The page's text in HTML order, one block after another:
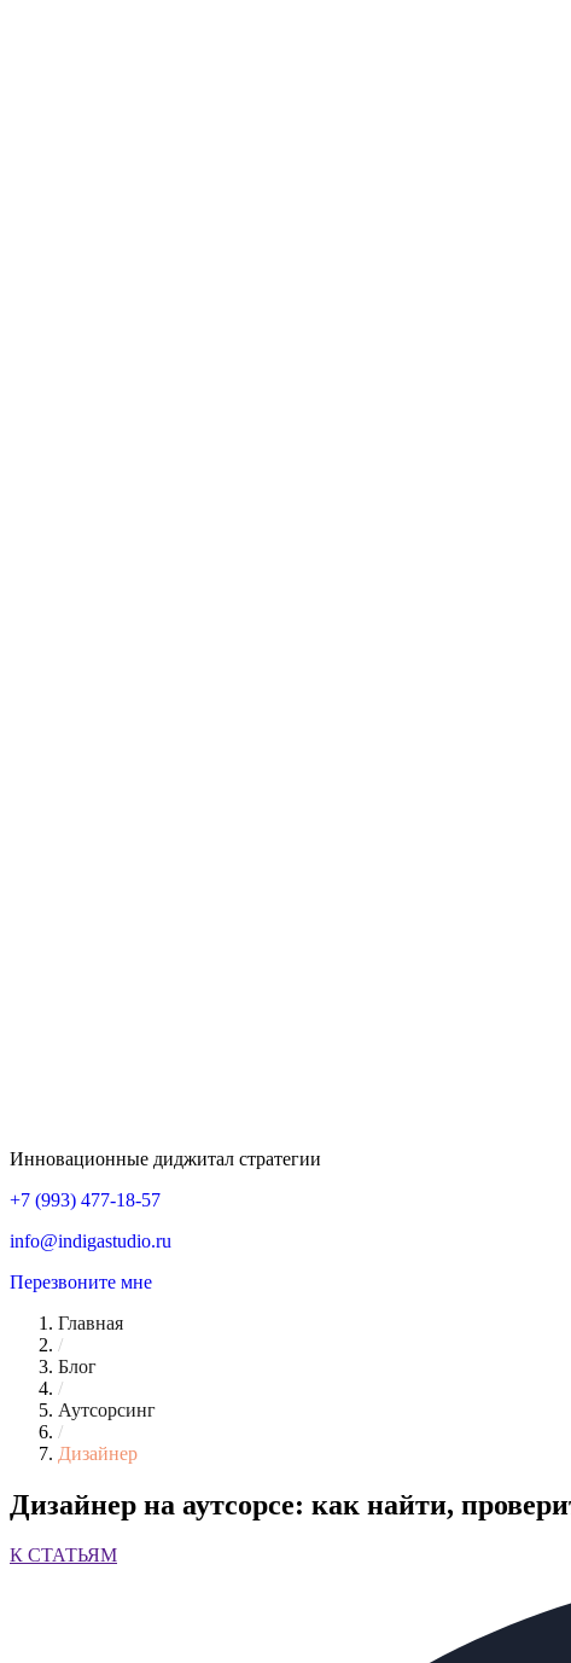
Инновационные диджитал стратегии
+7 (993) 477-18-57
info@indigastudio.ru
Перезвоните мне
Главная
/
Блог
/
Аутсорсинг
/
Дизайнер
Дизайнер на аутсорсе: как найти,
К СТАТЬЯМ